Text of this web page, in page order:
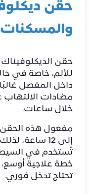
حقن
والمسكنات
حقن
للألم، خاصة في
داخل المفصل
مضادات الالتهاب
خلال ساعات.
إلى 12 ساعة،
تُستخدم في
خطة علاجية
تحتاج تدخل فوري.